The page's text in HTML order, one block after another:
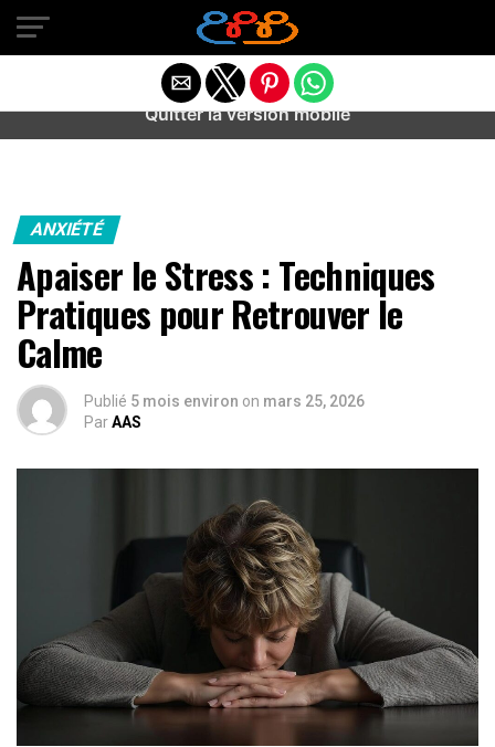
Warning
: preg_match(): Unknown modifier '/' in
/home/u589487443/domains/aideanxietestress.fr/
content/plugins/idev-post-views/includes/class-bots.php
ANXIÉTÉ
Apaiser le Stress : Techniques
Pratiques pour Retrouver le
Calme
Publié 5 mois environ on mars 25, 2026
ParAAS
Quitter la version mobile